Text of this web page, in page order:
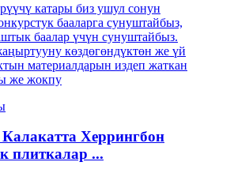
катары биз ушул сонун
бааларга сунуштайбыз,
баалар үчүн сунуштайбыз.
көздөгөндүктөн же үй
материалдарын издеп жаткан
же жокпу
Херрингбон
плиткалар ...